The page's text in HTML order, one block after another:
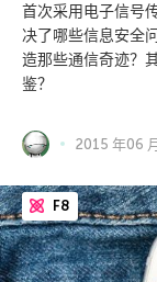
首次采用电子信号
决了哪些信息安全
造那些通信奇迹？
鉴？
2015 年06
F8